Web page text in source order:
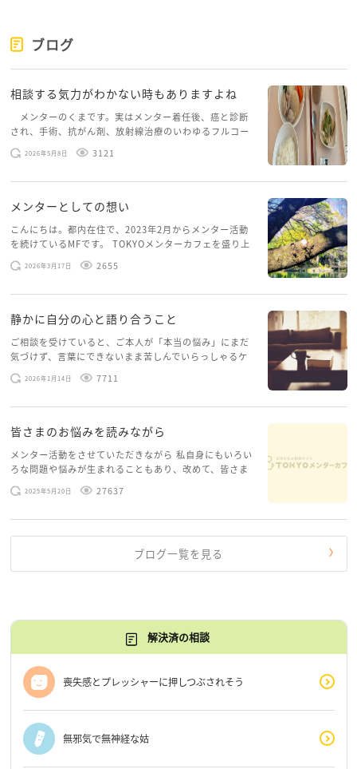
「私自身が自分の人生を考えながら判断したい」とい
う姿勢で伝える方が、少しずつ話し合いが進みやすく
今は人生を決める時期ではなく、見極める時期です。
焦って誰かの答えを選ぶ必要はありません。そまさん
自身が納得できる未来を選べるよう、一歩ずつ整理し
ブログ
相談する気力がわかない時もありますよね
メンターのくまです。実はメンター着任後、癌と診断
され、手術、抗がん剤、放射線治療のいわゆるフルコー
スを体験していて、しばらくメンターカフェに来られて
いませんでした。体力だけでなく、気力も落ちパソコン
2026年5月8日 3121
メンターとしての想い
こんにちは。都内在住で、2023年2月からメンター活動
を続けているMFです。 TOKYOメンターカフェを盛り上
げたいという想いから、勇気を出して初めてブログを投
稿してみようと思います。少し自分のことを書いてみま
2026年3月17日 2655
静かに自分の心と語り合うこと
ご相談を受けていると、ご本人が「本当の悩み」にまだ
気づけず、言葉にできないまま苦しんでいらっしゃるケ
ースがありますお悩みというのは、心の深いところ（深
層心理）に触れることで、まったく違う角度から解決の
2026年1月14日 7711
皆さまのお悩みを読みながら
メンター活動をさせていただきながら 私自身にもいろい
ろな問題や悩みが生まれることもあり、改めて、皆さま
のお悩みを読みながら 「みんな、もがいてる。わたし
だけじゃないんだな」と、逆に励まされるような日々で
2025年5月20日 27637
ブログ一覧を見る
解決済の相談
喪失感とプレッシャーに押しつぶされそう
無邪気で無神経な姑